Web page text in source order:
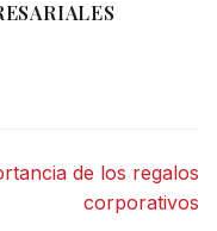
de los regalos
corporativos